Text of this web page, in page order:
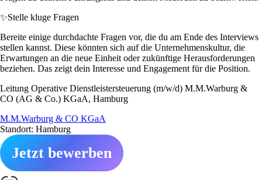
✨Stelle kluge Fragen
Bereite einige durchdachte Fragen vor, die du am Ende des Interviews
stellen kannst. Diese könnten sich auf die Unternehmenskultur, die
Erwartungen an die neue Einheit oder zukünftige Herausforderungen
beziehen. Das zeigt dein Interesse und Engagement für die Position.
Leitung Operative Dienstleistersteuerung (m/w/d) M.M.Warburg &
CO (AG & Co.) KGaA, Hamburg
M.M.Warburg & CO KGaA
Standort: Hamburg
Jetzt bewerben